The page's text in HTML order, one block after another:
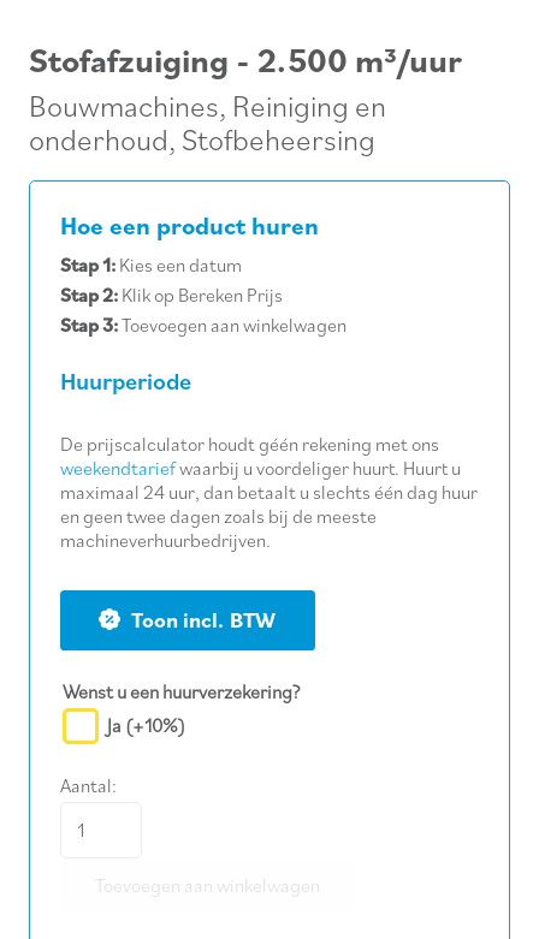
Stofafzuiging - 2.500 m³/uur
Bouwmachines, Reiniging en
onderhoud, Stofbeheersing
Hoe een product huren
Stap 1: Kies een datum
Stap 2: Klik op Bereken Prijs
Stap 3:Toevoegen aan winkelwagen
Huurperiode
De prijscalculator houdt géén rekening met ons
weekendtariefwaarbij u voordeliger huurt. Huurt u
maximaal 24 uur, dan betaalt u slechts één dag huur
en geen twee dagen zoals bij de meeste
machineverhuurbedrijven.
BTW
Wenst u een huurverzekering?
Ja (+10%)
Aantal:
2.500Toevoegen aan winkelwagen